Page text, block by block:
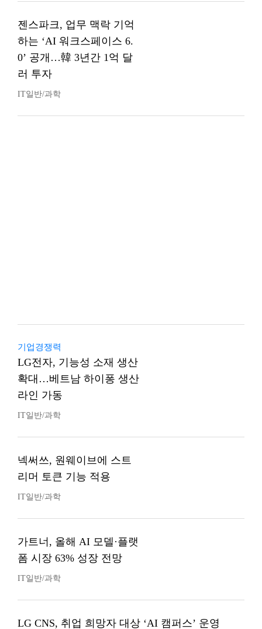
젠스파크, 업무 맥락 기억
하는 ‘AI 워크스페이스 6.
0’ 공개…韓 3년간 1억 달
러 투자
IT일반/과학
기업경쟁력
LG전자, 기능성 소재 생산
확대…베트남 하이퐁 생산
라인 가동
IT일반/과학
넥써쓰, 원웨이브에 스트
리머 토큰 기능 적용
IT일반/과학
가트너, 올해 AI 모델·플랫
폼 시장 63% 성장 전망
IT일반/과학
LG CNS, 취업 희망자 대상 ‘AI 캠퍼스’ 운영